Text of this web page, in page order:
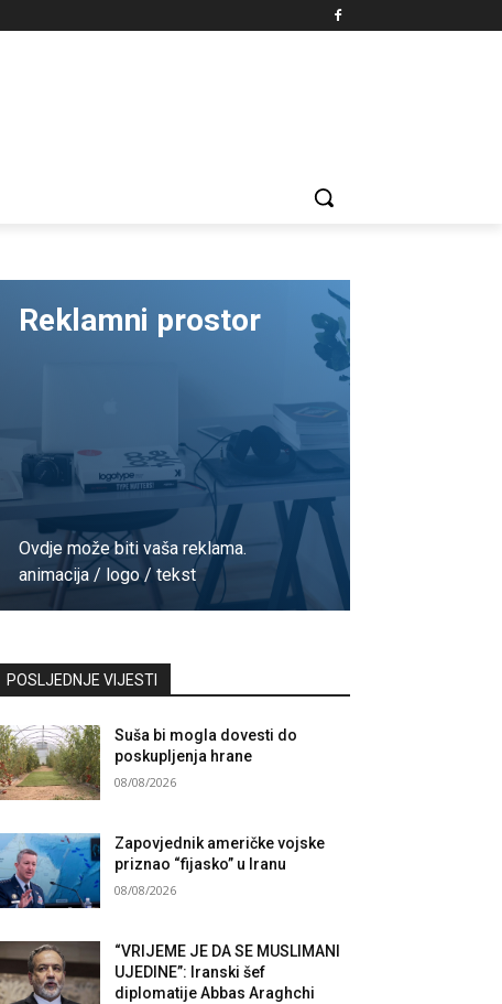
Reklamni prostor
Ovdje može biti vaša reklama.
animacija / logo / tekst
POSLJEDNJE VIJESTI
Suša bi mogla dovesti do
poskupljenja hrane
08/08/2026
Zapovjednik američke vojske
priznao “fijasko” u Iranu
08/08/2026
“VRIJEME JE DA SE MUSLIMANI
UJEDINE”: Iranski šef
diplomatije Abbas Araghchi